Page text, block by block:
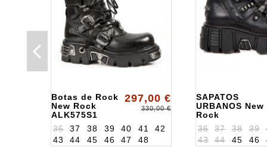
Botas de Rock
New Rock
ALK575S1
297,00 €
330,00 €
36 37 38 39 40 41
42
43
44 45 46 47 48
SAPATOS
URBANOS New
Rock
ALK220S2
36 37 38 39
43
44 45 46